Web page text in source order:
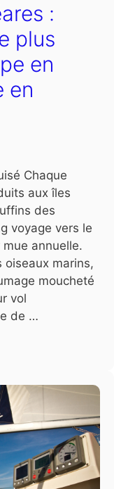
:
plus
en
en
Chaque
aux îles
des
voyage vers le
annuelle.
oiseaux marins,
moucheté
vol
de …